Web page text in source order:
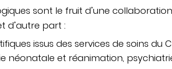
sont le fruit d’une
d’autre part :
issus des services de soins du
néonatale et réanimation,